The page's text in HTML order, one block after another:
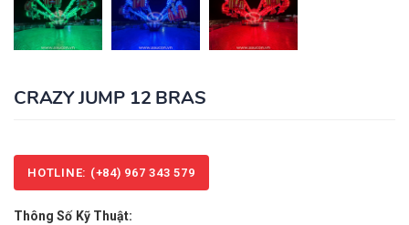
CRAZY JUMP 12 BRAS
HOTLINE: (+84) 967 343 579
Thông Số Kỹ Thuật: